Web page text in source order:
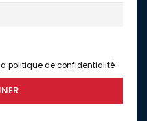
politique de confidentialité